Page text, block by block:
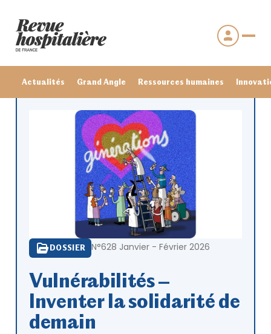
Actualités Grand Angle Ressources humaines
Se connecter
DOSSIER N°628 Janvier - Février 2026
Vulnérabilités –
Inventer la solidarité de
demain